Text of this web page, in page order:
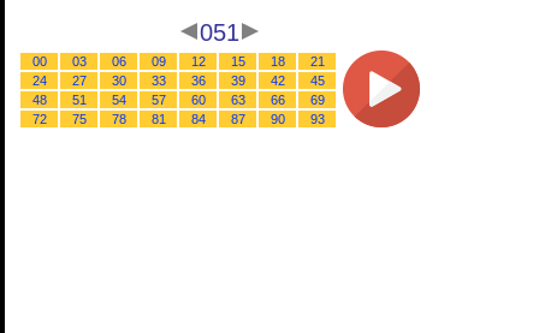
051
00 03 06 09 12 15 18
21
24
27 30 33 36 39 42
45
48
51 54 57 60 63 66
69
72
75 78 81 84 87 90 93